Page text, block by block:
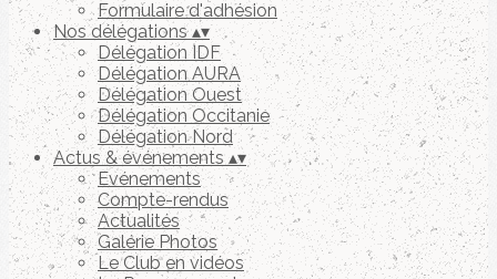
Formulaire d'adhésion
Nos délégations▴▾
Délégation IDF
Délégation AURA
Délégation Ouest
Délégation Occitanie
Délégation Nord
Actus & événements ▴▾
Evénements
Compte-rendus
Actualités
Galérie Photos
Le Club en vidéos